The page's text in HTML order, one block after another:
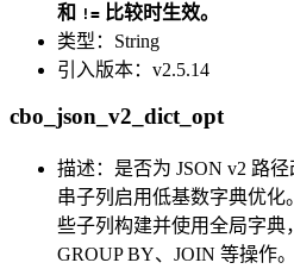
和 != 比较时生效。
类型：String
引入版本：v2.5.14
cbo_json_v2_dict_opt
描述：是否为 JSON v2 路
串子列启用低基数字典优
些子列构建并使用全局字典
GROUP BY、JOIN 等操作。